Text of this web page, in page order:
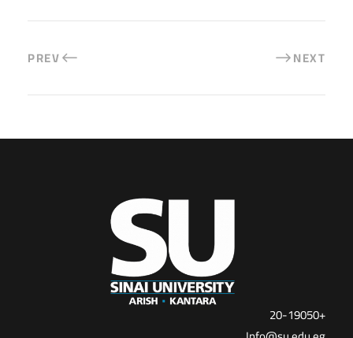
PREV NEXT
+20-19050